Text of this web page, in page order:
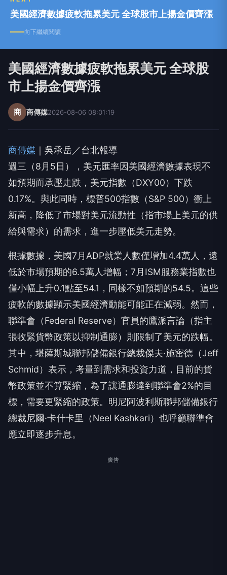
美國經濟數據疲軟拖累美元 全球股市上揚金價齊漲
向下繼續閱讀
美國經濟數據疲軟拖累美元 全球股
市上揚金價齊漲
商 商傳媒2026-08-06 08:01:19
商傳媒 ｜吳承岳／台北報導
週三（8月5日），美元匯率因美國經濟數據表現不
如預期而承壓走跌，美元指數（DXY00）下跌
0.17%。與此同時，標普500指數（S&P 500）衝上
新高，降低了市場對美元流動性（指市場上美元的供
給與需求）的需求，進一步壓低美元走勢。
根據數據，美國7月ADP就業人數僅增加4.4萬人，遠
低於市場預期的6.5萬人增幅；7月ISM服務業指數也
僅小幅上升0.1點至54.1，同樣不如預期的54.5。這些
疲軟的數據顯示美國經濟動能可能正在減弱。然而，
聯準會（Federal Reserve）官員的鷹派言論（指主
張收緊貨幣政策以抑制通膨）則限制了美元的跌幅。
其中，堪薩斯城聯邦儲備銀行總裁傑夫·施密德（Jeff
Schmid）表示，考量到需求和投資力道，目前的貨
幣政策並不算緊縮，為了讓通膨達到聯準會2%的目
標，需要更緊縮的政策。明尼阿波利斯聯邦儲備銀行
總裁尼爾·卡什卡里（Neel Kashkari）也呼籲聯準會
應立即逐步升息。
廣告